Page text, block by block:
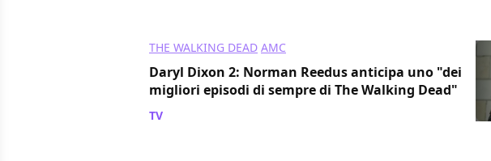
THE WALKING DEAD AMC
Daryl Dixon 2: Norman Reedus anticipa uno "dei
migliori episodi di sempre di The Walking Dead"
TV